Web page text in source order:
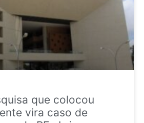
que colocou
vira caso de